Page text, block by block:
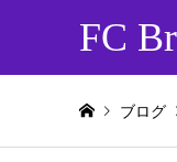
FC
ブログ